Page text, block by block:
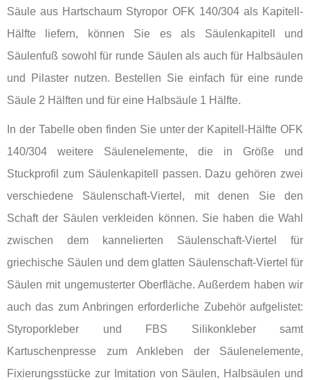
Säule aus Hartschaum Styropor OFK 140/304 als Kapitell-
Hälfte liefern, können Sie es als Säulenkapitell und
Säulenfuß sowohl für runde Säulen als auch für Halbsäulen
und Pilaster nutzen. Bestellen Sie einfach für eine runde
Säule 2 Hälften und für eine Halbsäule 1 Hälfte.
In der Tabelle oben finden Sie unter der Kapitell-Hälfte OFK
140/304 weitere Säulenelemente, die in Größe und
Stuckprofil zum Säulenkapitell passen. Dazu gehören zwei
verschiedene Säulenschaft-Viertel, mit denen Sie den
Schaft der Säulen verkleiden können. Sie haben die Wahl
zwischen dem kannelierten Säulenschaft-Viertel für
griechische Säulen und dem glatten Säulenschaft-Viertel für
Säulen mit ungemusterter Oberfläche. Außerdem haben wir
auch das zum Anbringen erforderliche Zubehör aufgelistet:
Styroporkleber und FBS Silikonkleber samt
Kartuschenpresse zum Ankleben der Säulenelemente,
Fixierungsstücke zur Imitation von Säulen, Halbsäulen und